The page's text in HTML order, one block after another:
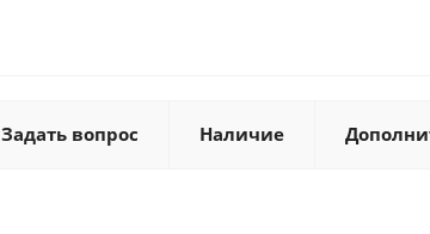
Задать вопрос Наличие